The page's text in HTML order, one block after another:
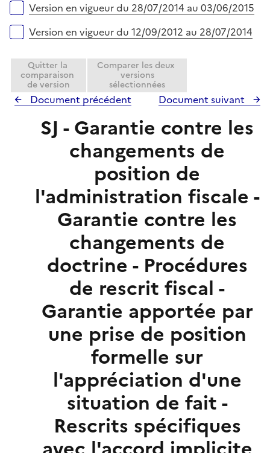
Version en vigueur du 28/07/2014 au 03/06/2015
Version en vigueur du 12/09/2012 au 28/07/2014
Quitter la
comparaison
de version
Comparer les deux
versions
sélectionnées
Document précédent Document suivant
SJ - Garantie contre les
changements de
position de
l'administration fiscale -
Garantie contre les
changements de
doctrine - Procédures
de rescrit fiscal -
Garantie apportée par
une prise de position
formelle sur
l'appréciation d'une
situation de fait -
Rescrits spécifiques